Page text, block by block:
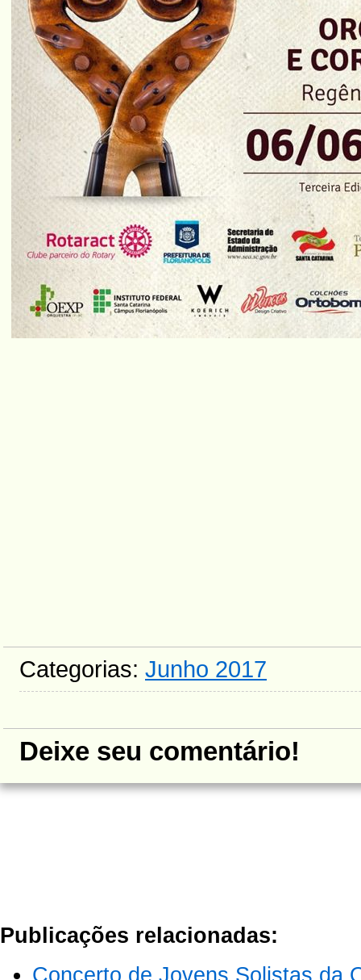
Categorias: Junho 2017
Deixe seu comentário!
Publicações relacionadas:
Concerto de Jovens Solistas da